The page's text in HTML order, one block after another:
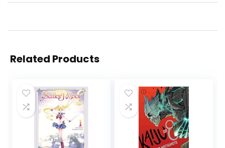
Related Products